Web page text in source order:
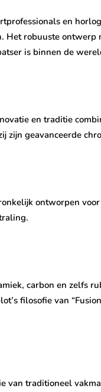
en
Het robuuste ontwerp
is binnen de
en traditie
zijn geavanceerde
ontworpen
carbon en zelfs
filosofie van
van traditioneel